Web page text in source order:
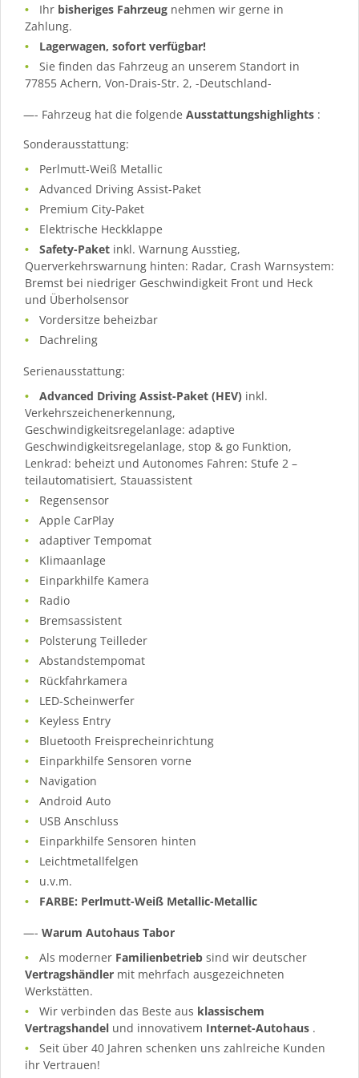
Ihr bisheriges Fahrzeug nehmen wir gerne in
Zahlung.
Lagerwagen, sofort verfügbar!
Sie finden das Fahrzeug an unserem Standort in
77855 Achern, Von-Drais-Str. 2, -Deutschland-
—- Fahrzeug hat die folgende Ausstattungshighlights :
Sonderausstattung:
Perlmutt-Weiß Metallic
Advanced Driving Assist-Paket
Premium City-Paket
Elektrische Heckklappe
Safety-Paket inkl. Warnung Ausstieg,
Querverkehrswarnung hinten: Radar, Crash Warnsystem:
Bremst bei niedriger Geschwindigkeit Front und Heck
und Überholsensor
Vordersitze beheizbar
Dachreling
Serienausstattung:
Advanced Driving Assist-Paket (HEV) inkl.
Verkehrszeichenerkennung,
Geschwindigkeitsregelanlage: adaptive
Geschwindigkeitsregelanlage, stop & go Funktion,
Lenkrad: beheizt und Autonomes Fahren: Stufe 2 –
teilautomatisiert, Stauassistent
Regensensor
Apple CarPlay
adaptiver Tempomat
Klimaanlage
Einparkhilfe Kamera
Radio
Bremsassistent
Polsterung Teilleder
Abstandstempomat
Rückfahrkamera
LED-Scheinwerfer
Keyless Entry
Bluetooth Freisprecheinrichtung
Einparkhilfe Sensoren vorne
Navigation
Android Auto
USB Anschluss
Einparkhilfe Sensoren hinten
Leichtmetallfelgen
u.v.m.
FARBE: Perlmutt-Weiß Metallic-Metallic
—- Warum Autohaus Tabor
Als moderner Familienbetrieb sind wir deutscher
Vertragshändler mit mehrfach ausgezeichneten
Werkstätten.
Wir verbinden das Beste aus klassischem
Vertragshandel und innovativem Internet-Autohaus .
Seit über 40 Jahren schenken uns zahlreiche Kunden
ihr Vertrauen!